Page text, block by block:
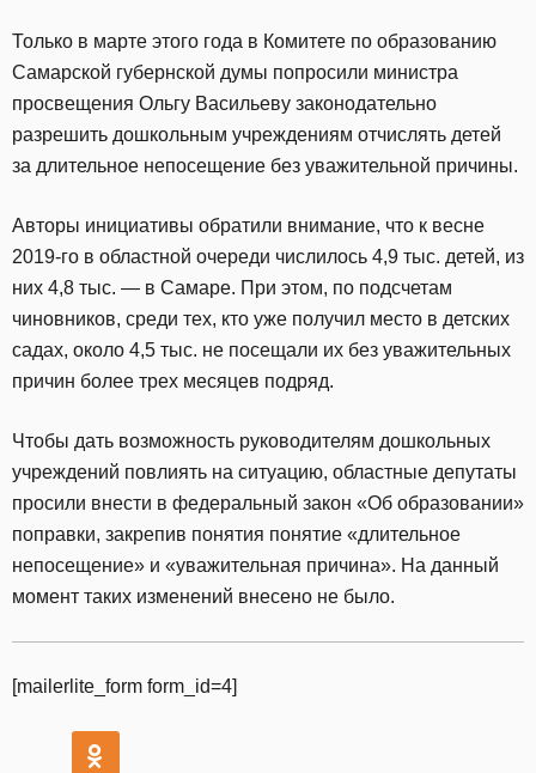
Только в марте этого года в Комитете по образованию
Самарской губернской думы попросили министра
просвещения Ольгу Васильеву законодательно
разрешить дошкольным учреждениям отчислять детей
за длительное непосещение без уважительной причины.
Авторы инициативы обратили внимание, что к весне
2019-го в областной очереди числилось 4,9 тыс. детей, из
них 4,8 тыс. — в Самаре. При этом, по подсчетам
чиновников, среди тех, кто уже получил место в детских
садах, около 4,5 тыс. не посещали их без уважительных
причин более трех месяцев подряд.
Чтобы дать возможность руководителям дошкольных
учреждений повлиять на ситуацию, областные депутаты
просили внести в федеральный закон «Об образовании»
поправки, закрепив понятия понятие «длительное
непосещение» и «уважительная причина». На данный
момент таких изменений внесено не было.
[mailerlite_form form_id=4]